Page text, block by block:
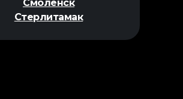
Смоленск
Стерлитамак